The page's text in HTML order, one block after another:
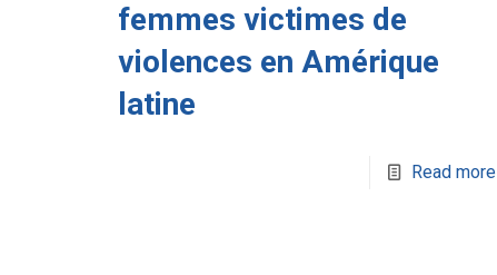
femmes victimes de
violences en Amérique
latine
Read more